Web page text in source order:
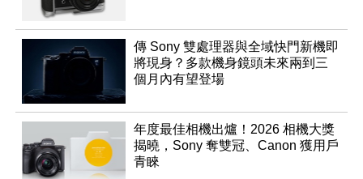
傳 Sony 雙處理器與全域快門新機即
將現身？多款機身鏡頭未來兩到三
個月內有望登場
年度最佳相機出爐！2026 相機大獎
揭曉，Sony 奪雙冠、Canon 獲用戶
青睞